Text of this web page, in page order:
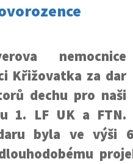
nemocnice
Křižovatka za dar
dechu pro naši
1. LF UK a FTN.
byla ve výši